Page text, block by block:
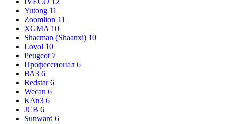
Yutong 11
Zoomlion 11
XGMA 10
Shacman (Shaanxi) 10
Lovol 10
Peugeot 7
Профессионал 6
ВАЗ 6
Redstar 6
Wecan 6
КАвЗ 6
JCB 6
Sunward 6